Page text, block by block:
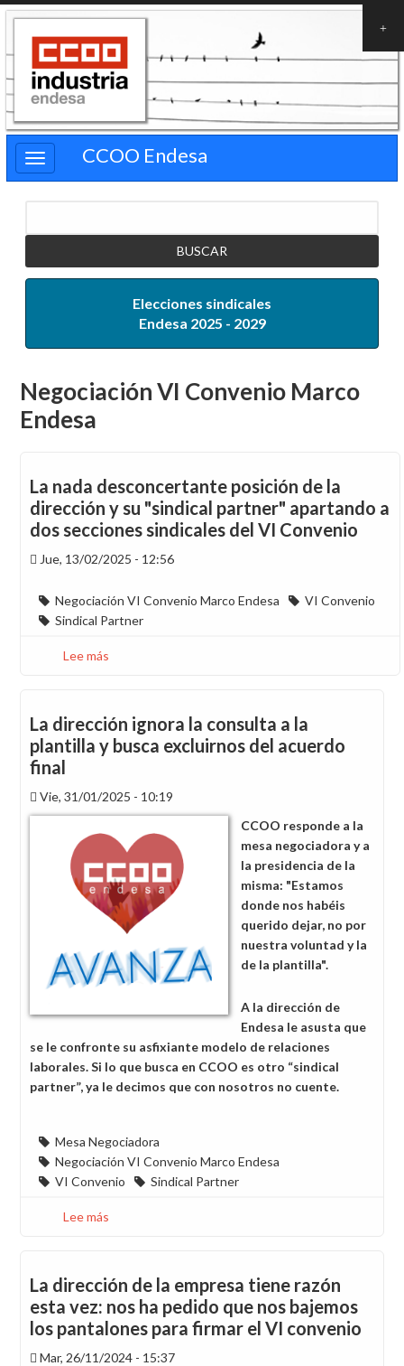
Pasar
contenido
principal
CCOO Endesa
Elecciones sindicales
Endesa 2025 - 2029
Negociación VI Convenio Marco
Endesa
La nada desconcertante posición de la
dirección y su "sindical partner" apartando a
dos secciones sindicales del VI Convenio
Jue, 13/02/2025 - 12:56
Negociación VI Convenio Marco Endesa
VI Convenio
Sindical Partner
Lee más
desconcertante
posición
de
dirección
y
su
"sindical
partner"
apartando
a
dos
secciones
sindicales
VI
La dirección ignora la consulta a la
plantilla y busca excluirnos del acuerdo
final
Vie, 31/01/2025 - 10:19
CCOO responde a la
mesa negociadora y a
la presidencia de la
misma: "Estamos
donde nos habéis
querido dejar, no por
nuestra voluntad y la
de la plantilla".
A la dirección de
Endesa le asusta que
se le confronte su asfixiante modelo de relaciones
laborales. Si lo que busca en CCOO es otro “sindical
partner”, ya le decimos que con nosotros no cuente.
Mesa Negociadora
Negociación VI Convenio Marco Endesa
VI Convenio
Sindical Partner
Lee más
ignora
la
consulta
a
la
La dirección de la empresa tiene razón
esta vez: nos ha pedido que nos bajemos
los pantalones para firmar el VI convenio
Mar, 26/11/2024 - 15:37